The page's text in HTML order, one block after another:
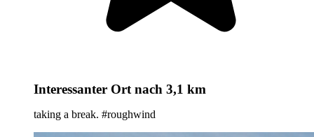
Interessanter Ort nach 3,1 km
taking a break. #roughwind